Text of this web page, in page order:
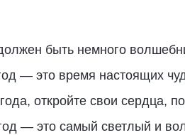
быть немного
— это время настоящих
откройте свои сердца,
— это самый светлый и